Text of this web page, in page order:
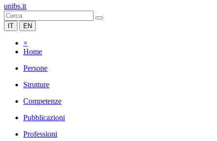
unibs.it
IT EN
×
Home
Persone
Strutture
Competenze
Pubblicazioni
Professioni